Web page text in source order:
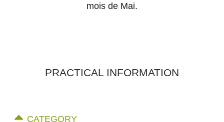
mois de Mai.
PRACTICAL INFORMATION
CATEGORY